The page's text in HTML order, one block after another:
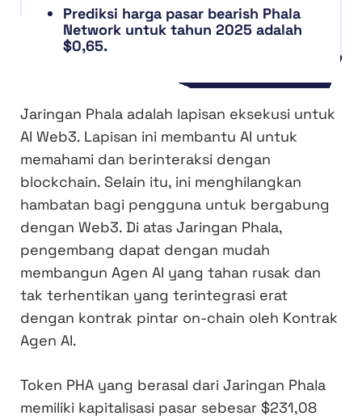
Prediksi harga pasar bearish Phala
Network untuk tahun 2025 adalah
$0,65.
Jaringan Phala adalah lapisan eksekusi untuk
AI Web3. Lapisan ini membantu AI untuk
memahami dan berinteraksi dengan
blockchain. Selain itu, ini menghilangkan
hambatan bagi pengguna untuk bergabung
dengan Web3. Di atas Jaringan Phala,
pengembang dapat dengan mudah
membangun Agen AI yang tahan rusak dan
tak terhentikan yang terintegrasi erat
dengan kontrak pintar on-chain oleh Kontrak
Agen AI.
Token PHA yang berasal dari Jaringan Phala
memiliki kapitalisasi pasar sebesar $231,08